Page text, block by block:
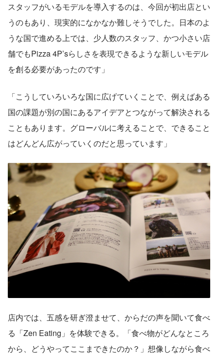
スタッフがいるモデルを導入するのは、今回が初出店とい
うのもあり、現実的になかなか難しそうでした。日本のよ
うな国で進める上では、少人数のスタッフ、かつ小さい店
舗でもPizza 4P’sらしさを表現できるような新しいモデル
を創る必要があったのです」
「こうしていろいろな国に広げていくことで、例えばある
国の課題が別の国にあるアイデアとつながって解決される
こともあります。グローバルに考えることで、できること
はどんどん広がっていくのだと思っています」
店内では、五感を研ぎ澄ませて、からだの声を聞いて食べ
る「Zen Eating」を体験できる。「食べ物がどんなところ
から、どうやってここまできたのか？」想像しながら食べ